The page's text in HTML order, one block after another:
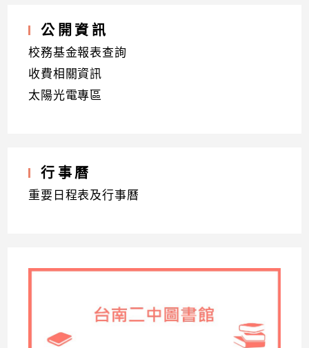
公開資訊
校務基金報表查詢
收費相關資訊
太陽光電專區
行事曆
重要日程表及行事曆